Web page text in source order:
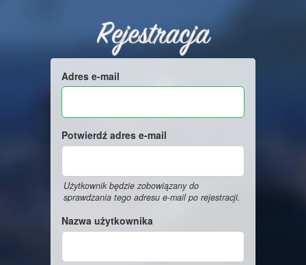
Rejestracja
Adres e-mail
Potwierdź adres e-mail
Użytkownik będzie zobowiązany do
sprawdzania tego adresu e-mail po rejestracji.
Nazwa użytkownika